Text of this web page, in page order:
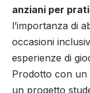
anziani per
l’importanza di
occasioni
esperienze di
Prodotto con un
un progetto